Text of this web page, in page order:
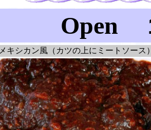
Open
メキシカン風（カツの上にミートソース